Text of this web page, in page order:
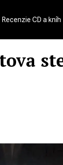
Recenzie CD a kníh